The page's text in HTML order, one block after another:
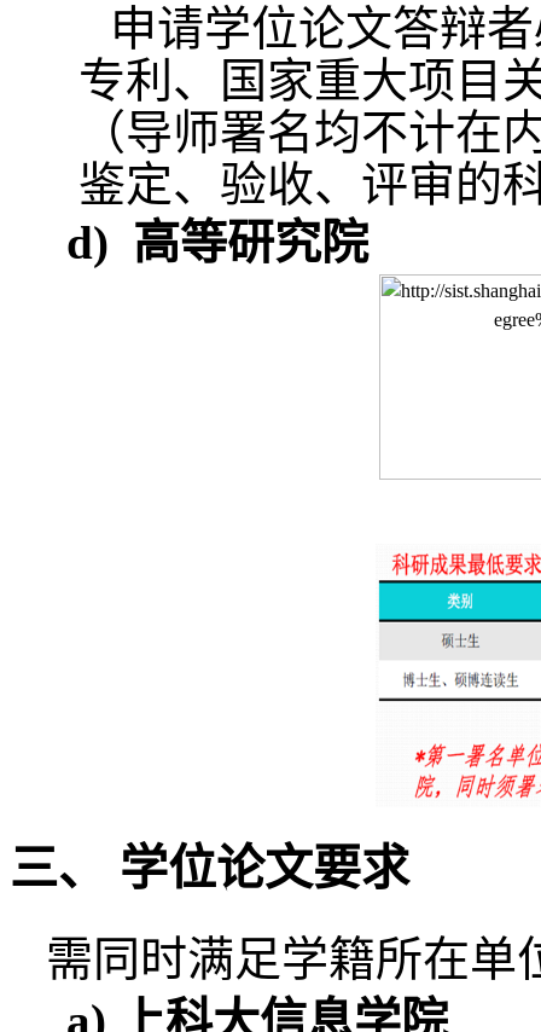
申请学位论文答辩
专利、国家重大项目
（导师署名均不计在
鉴定、验收、评审的
d) 高等研究院
三、 学位论文要求
需同时满足学籍所在
a) 上科大信息学院